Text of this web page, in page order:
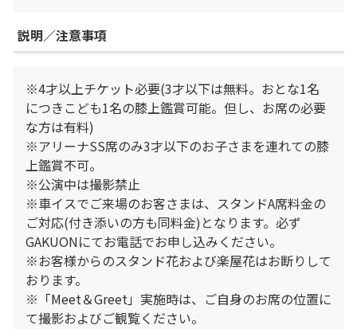
説明／注意事項
※4才以上チケット必要(3才以下は無料。おとな1名
につきこども1名の膝上鑑賞可能。但し、お席の必要
な方は有料)
※アリーナSS席のみ3才以下のお子さまを連れての膝
上鑑賞不可。
※公演中は撮影禁止
※車イスでご来場のお客さまは、スタンドA席料金の
ご対応(付き添いの方も同料金)となります。必ず
GAKUONにてお電話でお申し込みください。
※お客様からのスタンド花および楽屋花はお断りして
おります。
※「Meet＆Greet」実施時は、ご自身のお席の位置に
て撮影およびご観覧ください。